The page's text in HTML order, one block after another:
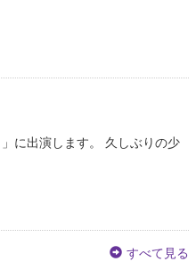
様！誠にありがとうございまし
笑い声を含めてひとつの作品だっ
約9年前
」に出演します。 久しぶりの少
すべて見る